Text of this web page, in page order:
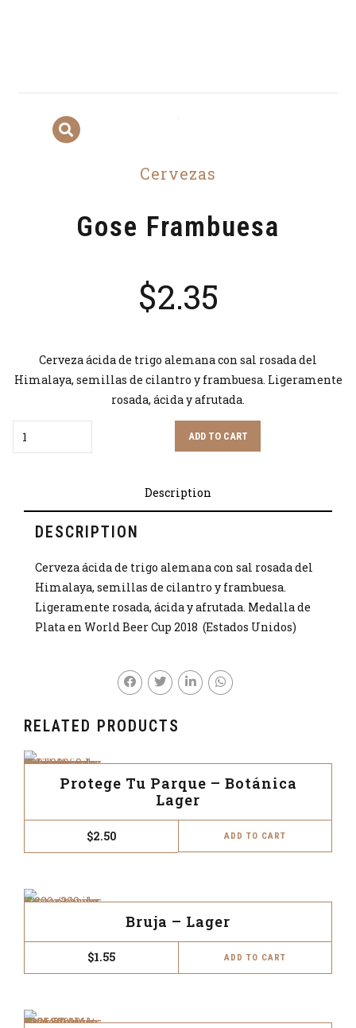
Cervezas
Gose Frambuesa
$2.35
Cerveza ácida de trigo alemana con sal rosada del
Himalaya, semillas de cilantro y frambuesa. Ligeramente
rosada, ácida y afrutada.
ADD TO CART
Description
DESCRIPTION
Cerveza ácida de trigo alemana con sal rosada del
Himalaya, semillas de cilantro y frambuesa.
Ligeramente rosada, ácida y afrutada. Medalla de
Plata en World Beer Cup 2018 (Estados Unidos)
RELATED PRODUCTS
Protege Tu Parque – Botánica
Lager
$2.50 ADD TO CART
Bruja – Lager
$1.55 ADD TO CART